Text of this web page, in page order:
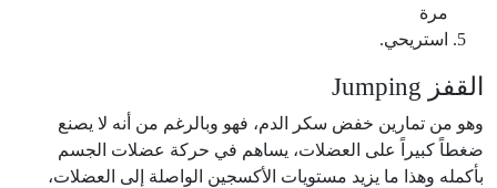
مرة
استريحي.
القفز Jumping
وهو من تمارين خفض سكر الدم، فهو وبالرغم من أنه لا يصنع
ضغطاً كبيراً على العضلات، يساهم في حركة عضلات الجسم
بأكمله وهذا ما يزيد مستويات الأكسجين الواصلة إلى العضلات،